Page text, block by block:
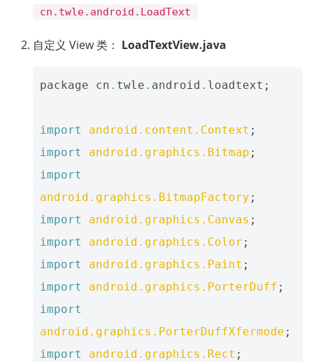
cn.twle.android.LoadText
自定义 View 类： LoadTextView.java
package cn . twle . android . loadtext ;
import android.content.Context ;
import
android.graphics.Bitmap ;
import
android.graphics.BitmapFactory ;
import
android.graphics.Canvas ;
import
android.graphics.Color ;
import
android.graphics.Paint ;
import
android.graphics.PorterDuff ;
import
android.graphics.PorterDuffXfermode ;
import
android.graphics.Rect ;